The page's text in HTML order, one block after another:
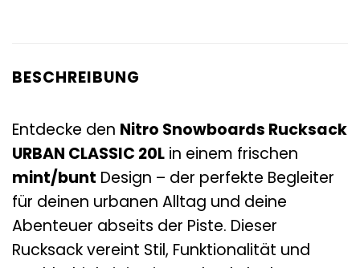
BESCHREIBUNG
Entdecke den Nitro Snowboards Rucksack
URBAN CLASSIC 20L in einem frischen
mint/bunt Design – der perfekte Begleiter
für deinen urbanen Alltag und deine
Abenteuer abseits der Piste. Dieser
Rucksack vereint Stil, Funktionalität und